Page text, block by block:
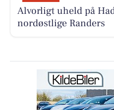
Alvorligt uheld på
nordøstlige Randers